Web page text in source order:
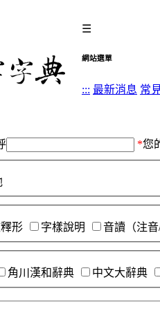
☰
網站選單
::: 最新消息 常
*您
形 字樣說明 音讀（注音
角川漢和辭典 中文大辭典